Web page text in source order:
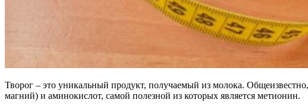
Творог – это уникальный продукт, получаемый из молока.
магний) и аминокислот, самой полезной из которых является метионин.